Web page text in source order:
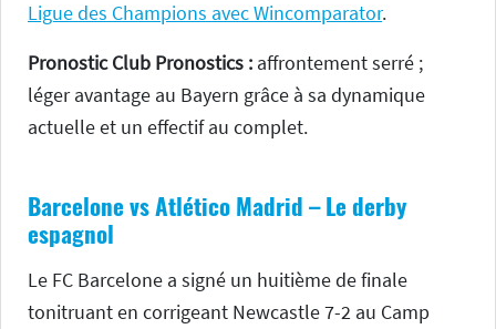
Ligue des Champions avec Wincomparator.
Pronostic Club Pronostics : affrontement serré ;
léger avantage au Bayern grâce à sa dynamique
actuelle et un effectif au complet.
Barcelone vs Atlético Madrid – Le derby
espagnol
Le FC Barcelone a signé un huitième de finale
tonitruant en corrigeant Newcastle 7-2 au Camp